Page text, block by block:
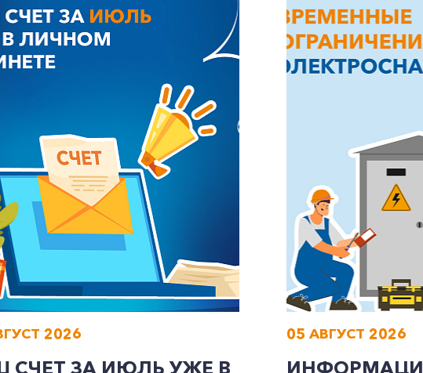
24-57
клиентам
2026
СЧЕТ ЗА ИЮЛЬ УЖЕ В
05 АВГУСТ 2026